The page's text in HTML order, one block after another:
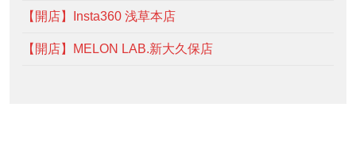
【開店】Insta360 浅草本店
【開店】MELON LAB.新大久保店